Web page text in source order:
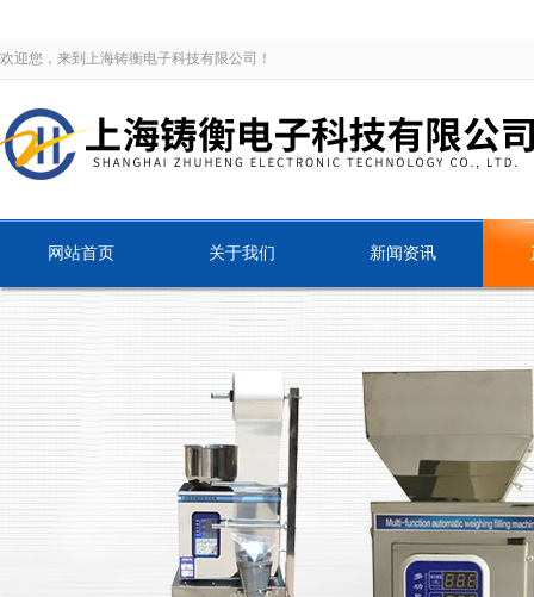
欢迎您，来到上海铸衡电子科技有限公司！
网站首页 关于我们 新闻资讯